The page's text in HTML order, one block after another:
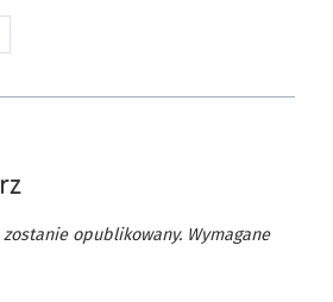
opublikowany. Wymagane